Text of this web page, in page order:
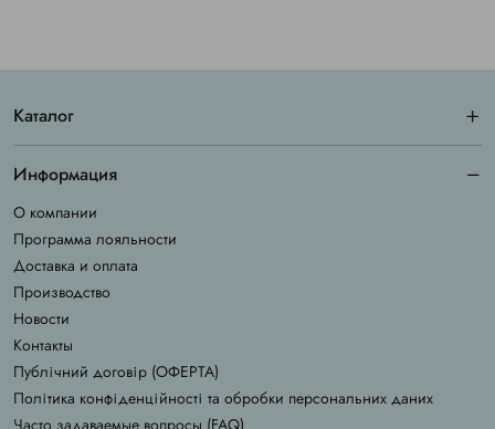
Каталог
Информация
О компании
Программа лояльности
Доставка и оплата
Производство
Новости
Контакты
Публічний договір (ОФЕРТА)
Політика конфіденційності та обробки персональних даних
Часто задаваемые вопросы (FAQ)